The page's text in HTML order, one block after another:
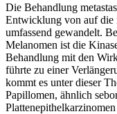
Die Behandlung
Entwicklung von auf
umfassend gewandelt.
Melanomen ist die
Behandlung mit den
führte zu einer
kommt es unter dieser
Papillomen, ähnlich